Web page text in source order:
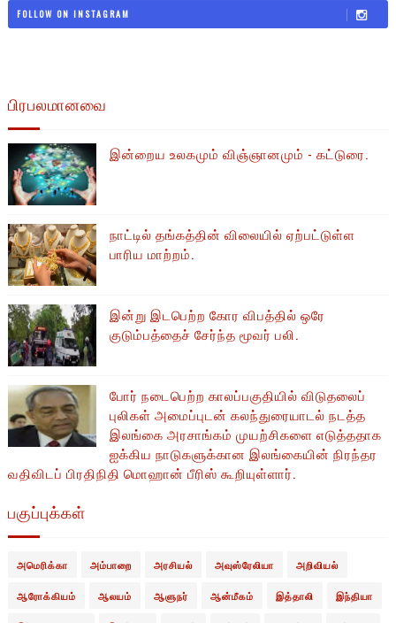
FOLLOW ON INSTAGRAM
பிரபலமானவை
இன்றைய உலகமும் விஞ்ஞானமும் - கட்டுரை.
நாட்டில் தங்கத்தின் விலையில் ஏற்பட்டுள்ள
பாரிய மாற்றம்.
இன்று இடபெற்ற கோர விபத்தில் ஒரே
குடும்பத்தைச் சேர்ந்த மூவர் பலி.
போர் நடைபெற்ற காலப்பகுதியில் ​​விடுதலைப்
புலிகள் அமைப்புடன் கலந்துரையாடல் நடத்த
இலங்கை அரசாங்கம் முயற்சிகளை எடுத்ததாக
ஐக்கிய நாடுகளுக்கான இலங்கையின் நிரந்தர
வதிவிடப் பிரதிநிதி மொஹான் பீரிஸ் கூறியுள்ளார்.
பகுப்புக்கள்
அமெரிக்கா அம்பாறை அரசியல் அவுஸ்ரேலியா அறிவியல்
ஆரோக்கியம் ஆலயம் ஆளுநர் ஆன்மீகம் இத்தாலி இந்தியா